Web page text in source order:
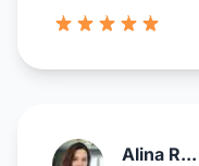
5 van de 5 sterren
Alina R...